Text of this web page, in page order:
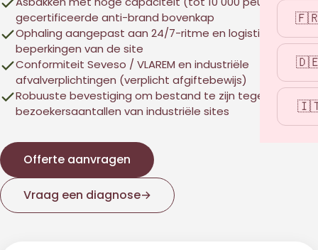
gecertificeerde anti-brand bovenkap
Ophaling aangepast aan 24/7-ritme en logistieke
beperkingen van de site
Conformiteit Seveso / VLAREM en industriële
afvalverplichtingen (verplicht afgiftebewijs)
Robuuste bevestiging om bestand te zijn tegen de hoge
bezoekersaantallen van industriële sites
Offerte aanvragen
Vraag een diagnose→